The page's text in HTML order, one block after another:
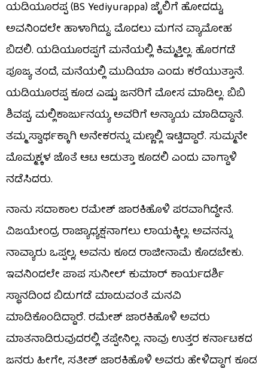
ಯಡಿಯೂರಪ್ಪ (BS Yediyurappa) ಜೈಲಿಗೆ ಹೋದದ್ದು,
ಅವನಿಂದಲೇ ಹಾಳಾಗಿದ್ದು. ಮೊದಲು ಮಗನ ವ್ಯಾಮೋಹ
ಬಿಡಲಿ. ಯಡಿಯೂರಪ್ಪಗೆ ಮನೆಯಲ್ಲಿ ಕಿಮ್ಮತ್ತಿಲ್ಲ. ಹೊರಗಡೆ
ಪೂಜ್ಯ ತಂದೆ, ಮನೆಯಲ್ಲಿ ಮುದಿಯಾ ಎಂದು ಕರೆಯುತ್ತಾನೆ.
ಯಡಿಯೂರಪ್ಪ ಕೂಡ ಎಷ್ಟು ಜನರಿಗೆ ಮೋಸ ಮಾಡಿಲ್ಲ. ಬಿಬಿ
ಶಿವಪ್ಪ, ಮಲ್ಲಿಕಾರ್ಜುನಯ್ಯ ಅವರಿಗೆ ಅನ್ಯಾಯ ಮಾಡಿದ್ದಾನೆ.
ತಮ್ಮ ಸ್ವಾರ್ಥಕ್ಕಾಗಿ ಅನೇಕರನ್ನು ಮಣ್ಣಲ್ಲಿ ಇಟ್ಟಿದ್ದಾರೆ. ಸುಮ್ಮನೇ
ಮೊಮ್ಮಕ್ಕಳ ಜೊತೆ ಆಟ ಆಡುತ್ತಾ ಕೂಡಲಿ ಎಂದು ವಾಗ್ದಾಳಿ
ನಡೆಸಿದರು.
ನಾನು ಸದಾಕಾಲ ರಮೇಶ್ ಜಾರಕಿಹೊಳಿ ಪರವಾಗಿದ್ದೇನೆ.
ವಿಜಯೇಂದ್ರ ರಾಜ್ಯಾಧ್ಯಕ್ಷನಾಗಲು ಲಾಯಕ್ಕಿಲ್ಲ. ಅವನನ್ನು
ನಾವ್ಯಾರು ಒಪ್ಪಲ್ಲ, ಅವನು ಕೂಡ ರಾಜೀನಾಮೆ ಕೊಡಬೇಕು.
ಇವನಿಂದಲೇ ಪಾಪ ಸುನೀಲ್ ಕುಮಾರ್ ಕಾರ್ಯದರ್ಶಿ
ಸ್ಥಾನದಿಂದ ಬಿಡುಗಡೆ ಮಾಡುವಂತೆ ಮನವಿ
ಮಾಡಿಕೊಂಡಿದ್ದಾರೆ. ರಮೇಶ್ ಜಾರಕಿಹೊಳಿ ಅವರು
ಮಾತನಾಡಿರುವುದರಲ್ಲಿ ತಪ್ಪೇನಿಲ್ಲ. ನಾವು ಉತ್ತರ ಕರ್ನಾಟಕದ
ಜನರು ಹೀಗೇ, ಸತೀಶ್ ಜಾರಕಿಹೊಳಿ ಅವರು ಹೇಳಿದ್ದಾಗ ಕೂಡ